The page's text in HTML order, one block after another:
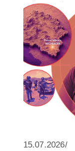
al discípulo
15.07.2026/